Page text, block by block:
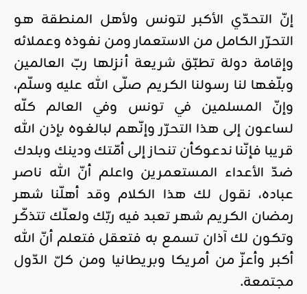
إنّ التحدّي الأكبر لتونس ولأهل المنطقة هو
التحرّر الكامل من الاستعمار ومن نفوذه وعملائه
وإقامة دولة تطبّق شريعة أنزلها ربّ العالمين
وبلّغها لنا رسولنا الكريم صلّى الله عليه وسلّم،
وإنّ المسلمين في تونس وفي العالم كلّه
لساعون إلى هذا التحرّر وإنّهم لبالغوه بإذن الله
قريبا فإنّنا ندعوكأن تنحاز إلى أمّتك ودينك وبلدك
ضدّ الأعداء المستعمرين واعلم أنّ الله ناصر
عباده، نقول لك هذا الكلام وقد أهلّنا شهر
رمضان الكريم شهر تعبد فيه ربّك ولعلّك تتذكّر
وتكون لك آذان تسمع به فتعقل فتعلم أنّ الله
أكبر وأعزّ من أمريكا وبريطانيا ومن كلّ الدّول
مجتمعة.